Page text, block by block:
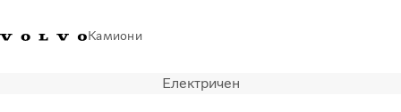
Камиони
Продавница за Volvo
Електричен